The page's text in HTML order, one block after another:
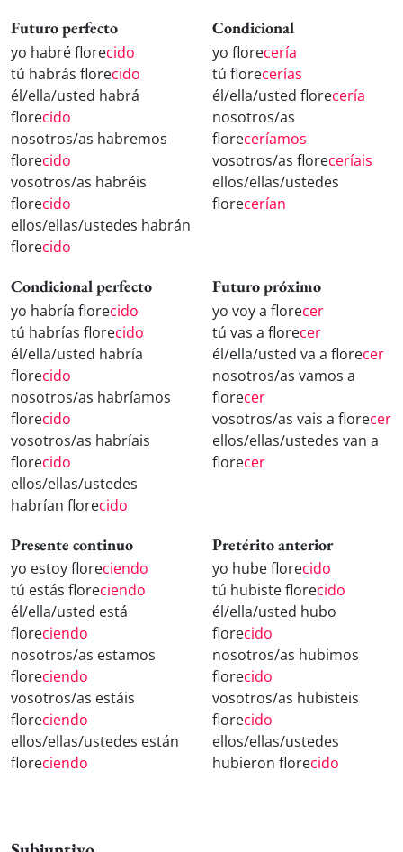
Futuro perfecto
yo habré florecido
tú habrás florecido
él/ella/usted habrá
florecido
nosotros/as habremos
florecido
vosotros/as habréis
florecido
ellos/ellas/ustedes habrán
florecido
Condicional
yo florecería
tú florecerías
él/ella/usted florecería
nosotros/as
floreceríamos
vosotros/as floreceríais
ellos/ellas/ustedes
florecerían
Condicional perfecto
yo habría florecido
tú habrías florecido
él/ella/usted habría
florecido
nosotros/as habríamos
florecido
vosotros/as habríais
florecido
ellos/ellas/ustedes
habrían florecido
Futuro próximo
yo voy a florecer
tú vas a florecer
él/ella/usted va a florecer
nosotros/as vamos a
florecer
vosotros/as vais a florecer
ellos/ellas/ustedes van a
florecer
Presente continuo
yo estoy floreciendo
tú estás floreciendo
él/ella/usted está
floreciendo
nosotros/as estamos
floreciendo
vosotros/as estáis
floreciendo
ellos/ellas/ustedes están
floreciendo
Pretérito anterior
yo hube florecido
tú hubiste florecido
él/ella/usted hubo
florecido
nosotros/as hubimos
florecido
vosotros/as hubisteis
florecido
ellos/ellas/ustedes
hubieron florecido